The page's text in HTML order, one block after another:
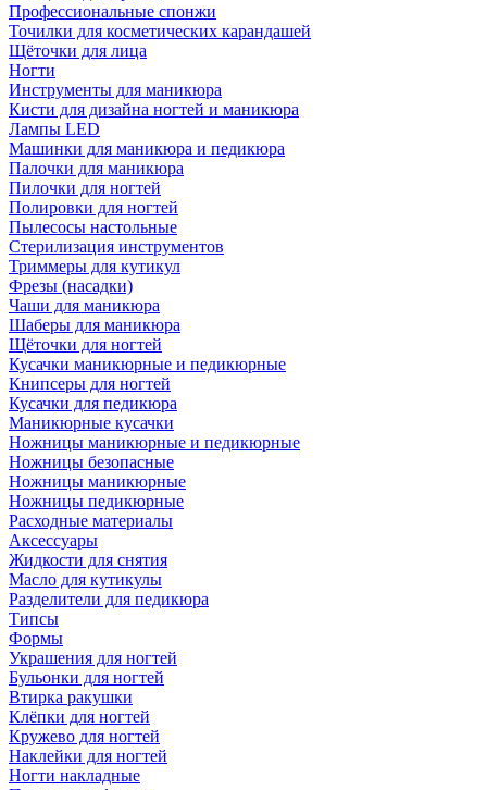
Профессиональные спонжи
Точилки для косметических карандашей
Щёточки для лица
Ногти
Инструменты для маникюра
Кисти для дизайна ногтей и маникюра
Лампы LED
Машинки для маникюра и педикюра
Палочки для маникюра
Пилочки для ногтей
Полировки для ногтей
Пылесосы настольные
Стерилизация инструментов
Триммеры для кутикул
Фрезы (насадки)
Чаши для маникюра
Шаберы для маникюра
Щёточки для ногтей
Кусачки маникюрные и педикюрные
Книпсеры для ногтей
Кусачки для педикюра
Маникюрные кусачки
Ножницы маникюрные и педикюрные
Ножницы безопасные
Ножницы маникюрные
Ножницы педикюрные
Расходные материалы
Аксессуары
Жидкости для снятия
Масло для кутикулы
Разделители для педикюра
Типсы
Формы
Украшения для ногтей
Бульонки для ногтей
Втирка ракушки
Клёпки для ногтей
Кружево для ногтей
Наклейки для ногтей
Ногти накладные